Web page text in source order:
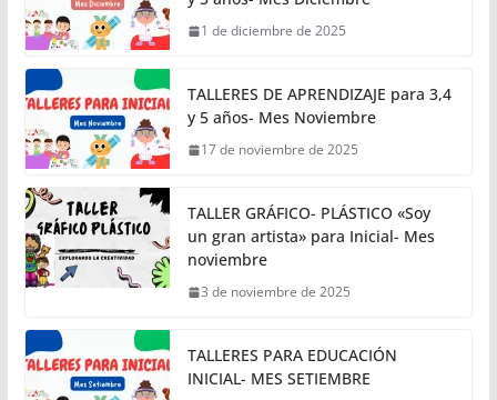
1 de diciembre de 2025
TALLERES DE APRENDIZAJE para 3,4
y 5 años- Mes Noviembre
17 de noviembre de 2025
TALLER GRÁFICO- PLÁSTICO «Soy
un gran artista» para Inicial- Mes
noviembre
3 de noviembre de 2025
TALLERES PARA EDUCACIÓN
INICIAL- MES SETIEMBRE